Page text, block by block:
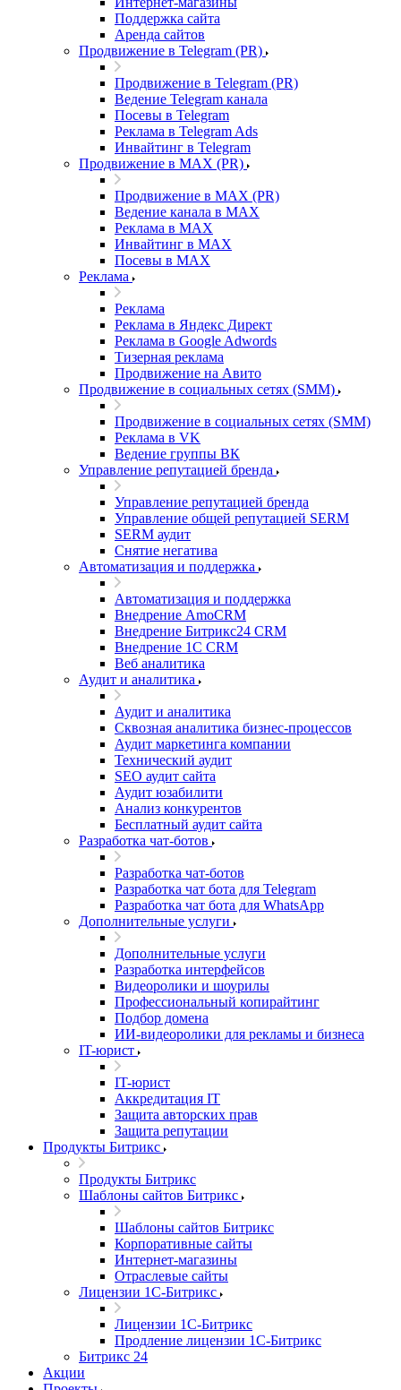
Поддержка сайта
Аренда сайтов
Продвижение в Telegram (PR)
Продвижение в Telegram (PR)
Ведение Telegram канала
Посевы в Telegram
Реклама в Telegram Ads
Инвайтинг в Telegram
Продвижение в MAX (PR)
Продвижение в MAX (PR)
Ведение канала в MAX
Реклама в MAX
Инвайтинг в MAX
Посевы в MAX
Реклама
Реклама
Реклама в Яндекс Директ
Реклама в Google Adwords
Тизерная реклама
Продвижение на Авито
Продвижение в социальных сетях (SMM)
Продвижение в социальных сетях (SMM)
Реклама в VK
Ведение группы ВК
Управление репутацией бренда
Управление репутацией бренда
Управление общей репутацией SERM
SERM аудит
Снятие негатива
Автоматизация и поддержка
Автоматизация и поддержка
Внедрение AmoCRM
Внедрение Битрикс24 CRM
Внедрение 1C CRM
Веб аналитика
Аудит и аналитика
Аудит и аналитика
Сквозная аналитика бизнес-процессов
Аудит маркетинга компании
Технический аудит
SEO аудит сайта
Аудит юзабилити
Анализ конкурентов
Бесплатный аудит сайта
Разработка чат-ботов
Разработка чат-ботов
Разработка чат бота для Telegram
Разработка чат бота для WhatsApp
Дополнительные услуги
Дополнительные услуги
Разработка интерфейсов
Видеоролики и шоурилы
Профессиональный копирайтинг
Подбор домена
ИИ-видеоролики для рекламы и бизнеса
IT-юрист
IT-юрист
Аккредитация IT
Защита авторских прав
Защита репутации
Продукты Битрикс
Продукты Битрикс
Шаблоны сайтов Битрикс
Шаблоны сайтов Битрикс
Корпоративные сайты
Интернет-магазины
Отраслевые сайты
Лицензии 1С-Битрикс
Лицензии 1С-Битрикс
Продление лицензии 1С-Битрикс
Битрикс 24
Акции